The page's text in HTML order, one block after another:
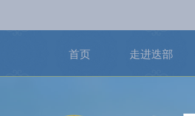
首页 走进迭部